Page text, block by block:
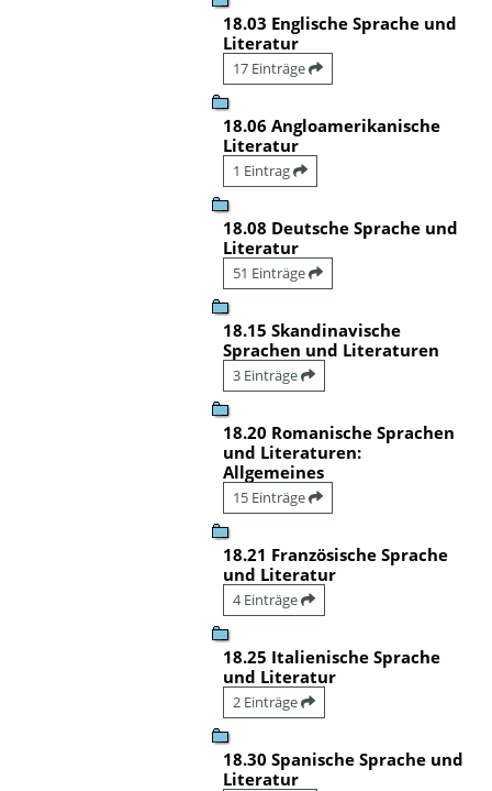
18.03 Englische Sprache und
Literatur
17 Einträge
18.06 Angloamerikanische
Literatur
1 Eintrag
18.08 Deutsche Sprache und
Literatur
51 Einträge
18.15 Skandinavische
Sprachen und Literaturen
3 Einträge
18.20 Romanische Sprachen
und Literaturen:
Allgemeines
15 Einträge
18.21 Französische Sprache
und Literatur
4 Einträge
18.25 Italienische Sprache
und Literatur
2 Einträge
18.30 Spanische Sprache und
Literatur